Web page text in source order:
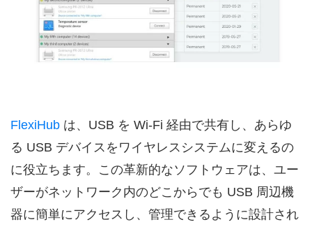
FlexiHub は、USB を Wi-Fi 経由で共有し、あらゆ
る USB デバイスをワイヤレスシステムに変えるの
に役立ちます。この革新的なソフトウェアは、ユー
ザーがネットワーク内のどこからでも USB 周辺機
器に簡単にアクセスし、管理できるように設計され